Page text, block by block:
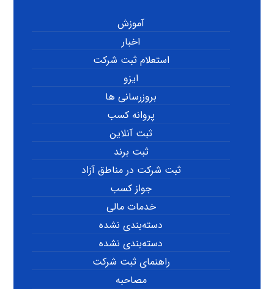
آموزش
اخبار
استعلام ثبت شرکت
ایزو
بروزرسانی ها
پروانه کسب
ثبت آنلاین
ثبت برند
ثبت شرکت در مناطق آزاد
جواز کسب
خدمات مالی
دسته‌بندی نشده
دسته‌بندی نشده
راهنمای ثبت شرکت
مصاحبه